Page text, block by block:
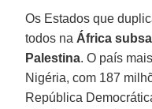
Os Estados que
todos na África
Palestina. O país
Nigéria, com 187
República